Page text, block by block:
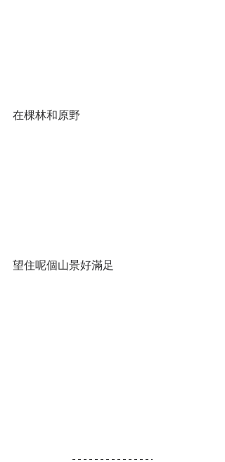
在棵林和原野
望住呢個山景好滿足